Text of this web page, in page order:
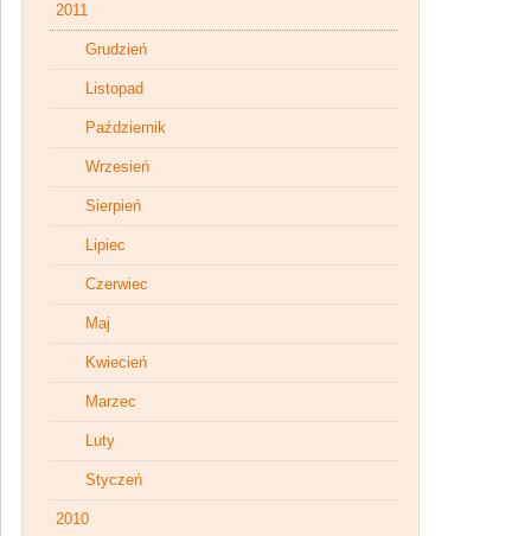
2011
Grudzień
Listopad
Październik
Wrzesień
Sierpień
Lipiec
Czerwiec
Maj
Kwiecień
Marzec
Luty
Styczeń
2010